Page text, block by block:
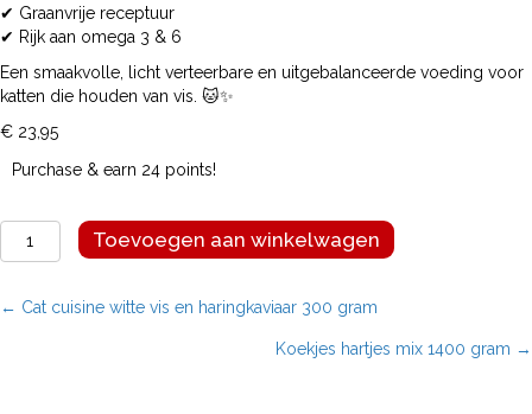
✔ Graanvrije receptuur
✔ Rijk aan omega 3 & 6
Een smaakvolle, licht verteerbare en uitgebalanceerde voeding voor
katten die houden van vis. 🐱✨
€ 23,95
Purchase & earn 24 points!
cuisine
Toevoegen aan winkelwagen
Posts
← Cat cuisine witte vis en haringkaviaar 300 gram
Koekjes hartjes mix 1400 gram →